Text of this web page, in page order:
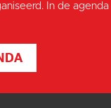
In de